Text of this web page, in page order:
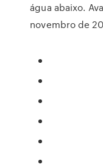
água abaixo.
novembro de